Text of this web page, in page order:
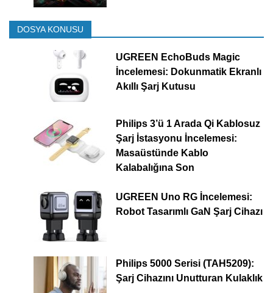
DOSYA KONUSU
UGREEN EchoBuds Magic
İncelemesi: Dokunmatik Ekranlı
Akıllı Şarj Kutusu
Philips 3’ü 1 Arada Qi Kablosuz
Şarj İstasyonu İncelemesi:
Masaüstünde Kablo
Kalabalığına Son
UGREEN Uno RG İncelemesi:
Robot Tasarımlı GaN Şarj Cihazı
Philips 5000 Serisi (TAH5209):
Şarj Cihazını Unutturan Kulaklık